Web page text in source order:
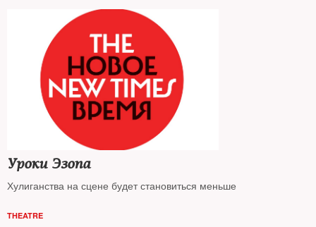
Уроки Эзопа
Хулиганства на сцене будет становиться меньше
THEATRE